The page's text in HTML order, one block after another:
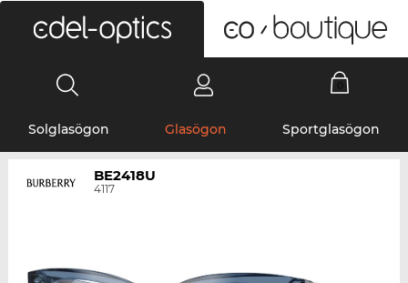
Solglasögon Glasögon Sportglasögon
BE2418U
4117